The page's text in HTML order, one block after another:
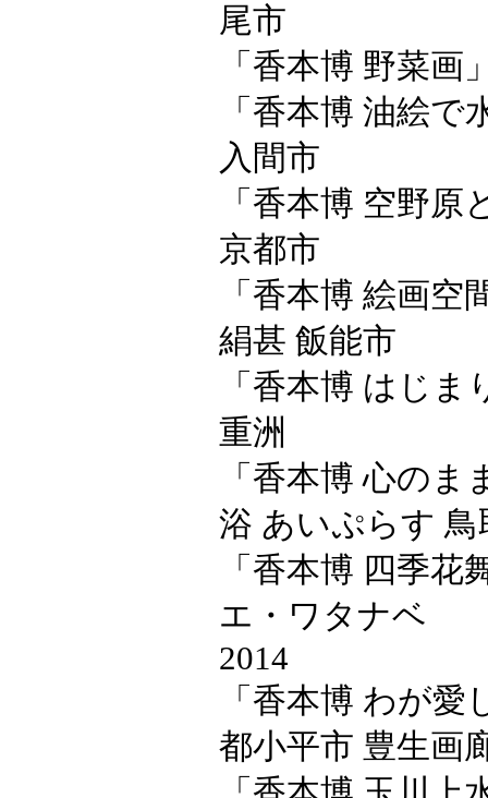
尾市
「香本博 野菜
「香本博 油絵
入間市
「香本博 空野原
京都市
「香本博 絵画
絹甚 飯能市
「香本博 はじ
重洲
「香本博 心の
浴 あいぷらす 鳥
「香本博 四季花
エ・ワタナベ
2014
「香本博 わが
都小平市 豊生画